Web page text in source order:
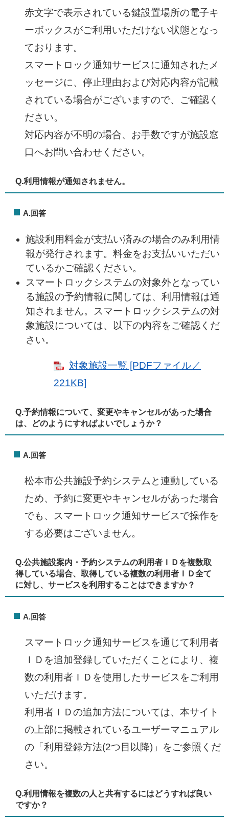
赤文字で表示されている鍵設置場所の電子キ
ーボックスがご利用いただけない状態となっ
ております。
スマートロック通知サービスに通知されたメ
ッセージに、停止理由および対応内容が記載
されている場合がございますので、ご確認く
ださい。
対応内容が不明の場合、お手数ですが施設窓
口へお問い合わせください。
Q.利用情報が通知されません。​
A.回答
施設利用料金が支払い済みの場合のみ利用情
報が発行されます。料金をお支払いいただい
ているかご確認ください。
スマートロックシステムの対象外となってい
る施設の予約情報に関しては、利用情報は通
知されません。スマートロックシステムの対
象施設については、以下の内容をご確認くだ
さい。
対象施設一覧 [PDFファイル／
221KB]
Q.予約情報について、変更やキャンセルがあった場合
は、どのようにすればよいでしょうか？​
A.回答
松本市公共施設予約システムと連動している
ため、予約に変更やキャンセルがあった場合
でも、スマートロック通知サービスで操作を
する必要はございません。
Q.公共施設案内・予約システムの利用者ＩＤを複数取
得している場合、取得している複数の利用者ＩＤ全て
に対し、サービスを利用することはできますか？​
A.回答
スマートロック通知サービスを通じて利用者
ＩＤを追加登録していただくことにより、複
数の利用者ＩＤを使用したサービスをご利用
いただけます。
利用者ＩＤの追加方法については、本サイト
の上部に掲載されているユーザーマニュアル
の「利用登録方法(2つ目以降)」をご参照くだ
さい。​
Q.利用情報を複数の人と共有するにはどうすれば良い
ですか？​